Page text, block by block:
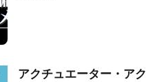
アクチュエーター・アク